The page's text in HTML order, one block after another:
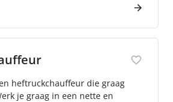
heftruckchauffeur die graag
je graag in een nette en